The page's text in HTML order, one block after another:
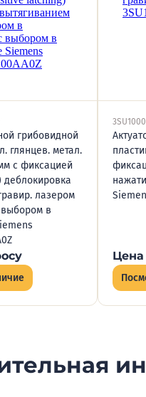
грибовидной
глянцев. метал.
с фиксацией
лазером
выбором в
Цена